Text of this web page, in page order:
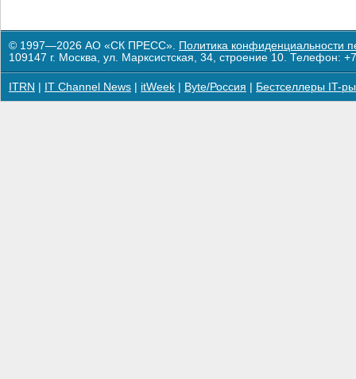
© 1997—2026 АО «СК ПРЕСС». Политика конфиденциальности
109147 г. Москва, ул. Марксистская, 34, строение 10. Телефон:
ITRN IT Channel News itWeek Byte/Россия Бестселлеры IT-